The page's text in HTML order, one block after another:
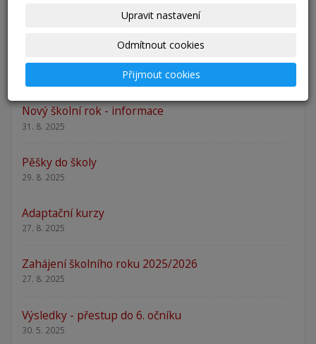
Zápis 2026 - výsledky
Zápis 2026
Nový školní rok - informace
31. 8. 2025
Pěšky do školy
29. 8. 2025
Adaptační kurzy
27. 8. 2025
Zahájení školního roku 2025/2026
27. 8. 2025
Výsledky - přestup do 6. očníku
30. 5. 2025
Upravit nastavení
Odmítnout cookies
Přijmout cookies